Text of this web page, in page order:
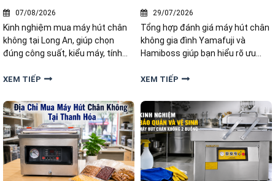
07/08/2026
Kinh nghiệm mua máy hút chân
không tại Long An, giúp chọn
đúng công suất, kiểu máy, tính
sử dụng.
XEM TIẾP
29/07/2026
Tổng hợp đánh giá máy hút chân
không gia đình Yamafuji và
Hamiboss giúp bạn hiểu rõ ưu
chọn sản phẩm đáng mua.
XEM TIẾP